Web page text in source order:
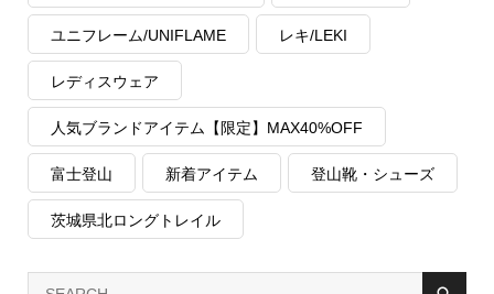
ユニフレーム/UNIFLAME レキ/LEKI
レディスウェア
人気ブランドアイテム【限定】MAX40%OFF
富士登山 新着アイテム 登山靴・シューズ
茨城県北ロングトレイル